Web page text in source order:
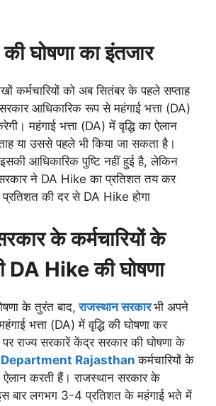
घोषणा का इंतजार
कर्मचारियों को अब सितंबर के पहले सप्ताह
आधिकारिक रूप से महंगाई भत्ता (DA)
महंगाई भत्ता (DA) में वृद्धि का ऐलान
या उससे पहले भी किया जा सकता है।
आधिकारिक पुष्टि नहीं हुई है, लेकिन
ने DA Hike का प्रतिशत तय कर
की दर से DA Hike होगा
के कर्मचारियों के
DA Hike की घोषणा
के तुरंत बाद, राजस्थान सरकारभी अपने
भत्ता (DA) में वृद्धि की घोषणा कर
राज्य सरकारें केंद्र सरकार की घोषणा के
Rajasthan कर्मचारियों के
करती हैं। राजस्थान सरकार के
इस बार लगभग 3-4 प्रतिशत के महंगाई भते में